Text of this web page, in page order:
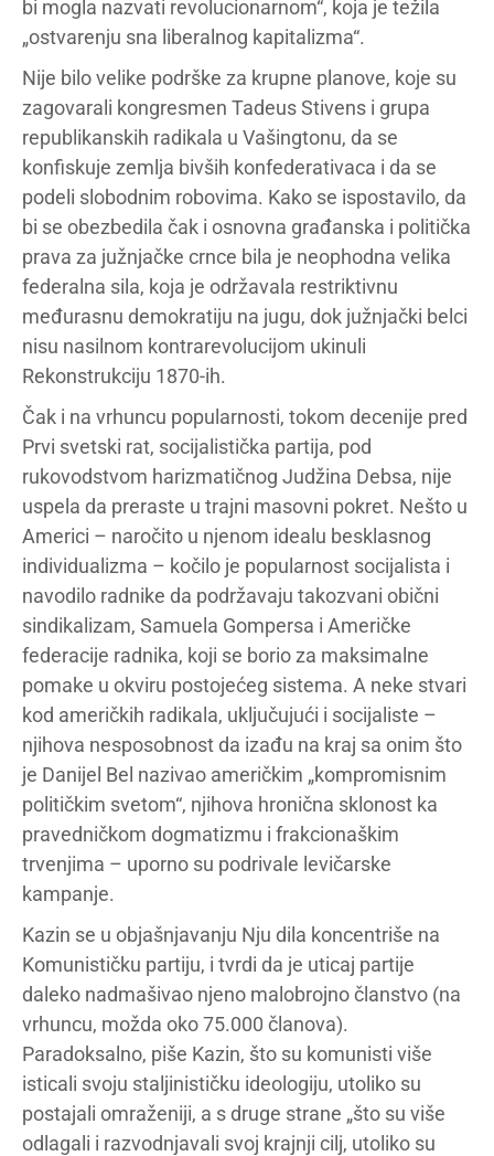
bi mogla nazvati revolucionarnom“, koja je težila
„ostvarenju sna liberalnog kapitalizma“.
Nije bilo velike podrške za krupne planove, koje su
zagovarali kongresmen Tadeus Stivens i grupa
republikanskih radikala u Vašingtonu, da se
konfiskuje zemlja bivših konfederativaca i da se
podeli slobodnim robovima. Kako se ispostavilo, da
bi se obezbedila čak i osnovna građanska i politička
prava za južnjačke crnce bila je neophodna velika
federalna sila, koja je održavala restriktivnu
međurasnu demokratiju na jugu, dok južnjački belci
nisu nasilnom kontrarevolucijom ukinuli
Rekonstrukciju 1870-ih.
Čak i na vrhuncu popularnosti, tokom decenije pred
Prvi svetski rat, socijalistička partija, pod
rukovodstvom harizmatičnog Judžina Debsa, nije
uspela da preraste u trajni masovni pokret. Nešto u
Americi – naročito u njenom idealu besklasnog
individualizma – kočilo je popularnost socijalista i
navodilo radnike da podržavaju takozvani obični
sindikalizam, Samuela Gompersa i Američke
federacije radnika, koji se borio za maksimalne
pomake u okviru postojećeg sistema. A neke stvari
kod američkih radikala, uključujući i socijaliste –
njihova nesposobnost da izađu na kraj sa onim što
je Danijel Bel nazivao američkim „kompromisnim
političkim svetom“, njihova hronična sklonost ka
pravedničkom dogmatizmu i frakcionaškim
trvenjima – uporno su podrivale levičarske
kampanje.
Kazin se u objašnjavanju Nju dila koncentriše na
Komunističku partiju, i tvrdi da je uticaj partije
daleko nadmašivao njeno malobrojno članstvo (na
vrhuncu, možda oko 75.000 članova).
Paradoksalno, piše Kazin, što su komunisti više
isticali svoju staljinističku ideologiju, utoliko su
postajali omraženiji, a s druge strane „što su više
odlagali i razvodnjavali svoj krajnji cilj, utoliko su